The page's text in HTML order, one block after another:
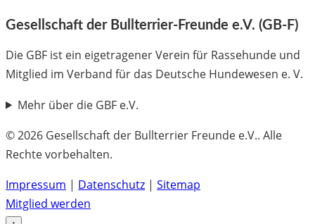
Gesellschaft der Bullterrier-Freunde e.V. (GB-F)
Die GBF ist ein eigetragener Verein für Rassehunde und
Mitglied im Verband für das Deutsche Hundewesen e. V.
Mehr über die GBF e.V.
© 2026 Gesellschaft der Bullterrier Freunde e.V.. Alle
Rechte vorbehalten.
Impressum | Datenschutz | Sitemap
Mitglied werden